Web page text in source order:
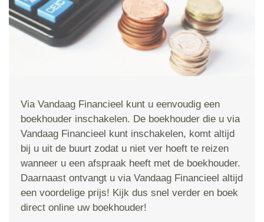
Via Vandaag Financieel kunt u eenvoudig een
boekhouder inschakelen. De boekhouder die u via
Vandaag Financieel kunt inschakelen, komt altijd
bij u uit de buurt zodat u niet ver hoeft te reizen
wanneer u een afspraak heeft met de boekhouder.
Daarnaast ontvangt u via Vandaag Financieel altijd
een voordelige prijs! Kijk dus snel verder en boek
direct online uw boekhouder!